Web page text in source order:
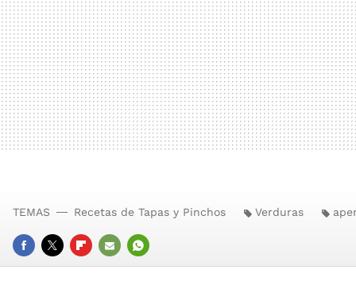
FACEBOOK
TWITTERFLIPBOARD
E- WHATSAPP
TEMAS Recetas de Tapas y Pinchos Verduras